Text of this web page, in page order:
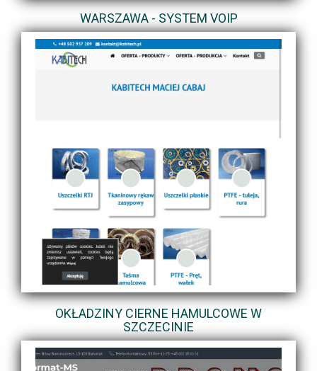
WARSZAWA - SYSTEM VOIP
OKŁADZINY CIERNE HAMULCOWE W
SZCZECINIE